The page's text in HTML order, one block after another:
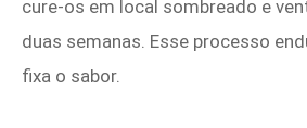
cure-os em local sombreado e
duas semanas. Esse processo
fixa o sabor.